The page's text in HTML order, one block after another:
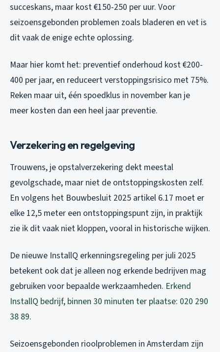
succeskans, maar kost €150-250 per uur. Voor
seizoensgebonden problemen zoals bladeren en vet is
dit vaak de enige echte oplossing.
Maar hier komt het: preventief onderhoud kost €200-
400 per jaar, en reduceert verstoppingsrisico met 75%.
Reken maar uit, één spoedklus in november kan je
meer kosten dan een heel jaar preventie.
Verzekering en regelgeving
Trouwens, je opstalverzekering dekt meestal
gevolgschade, maar niet de ontstoppingskosten zelf.
En volgens het Bouwbesluit 2025 artikel 6.17 moet er
elke 12,5 meter een ontstoppingspunt zijn, in praktijk
zie ik dit vaak niet kloppen, vooral in historische wijken.
De nieuwe InstallQ erkenningsregeling per juli 2025
betekent ook dat je alleen nog erkende bedrijven mag
gebruiken voor bepaalde werkzaamheden. Erkend
InstallQ bedrijf, binnen 30 minuten ter plaatse: 020 290
38 89.
Seizoensgebonden rioolproblemen in Amsterdam zijn